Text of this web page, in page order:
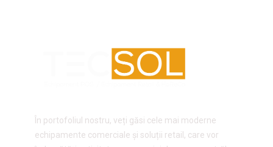
În portofoliul nostru, veți găsi cele mai moderne
echipamente comerciale și soluții retail, care vor